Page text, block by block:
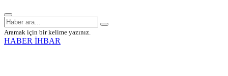
Aramak için bir kelime yazınız.
HABER İHBAR